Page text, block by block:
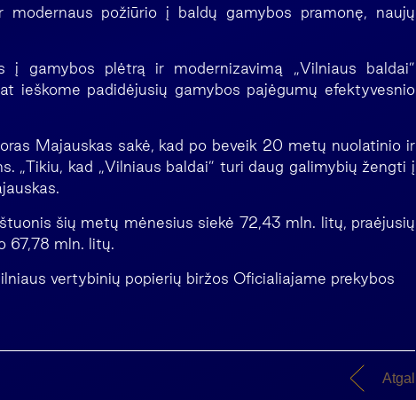
požiūrio į baldų gamybos pramonę, naujų
į gamybos plėtrą ir modernizavimą „Vilniaus baldai”
ieškome padidėjusių gamybos pajėgumų efektyvesnio
Majauskas sakė, kad po beveik 20 metų nuolatinio ir
„Tikiu, kad „Vilniaus baldai” turi daug galimybių žengti į
šių metų mėnesius siekė 72,43 mln. litų, praėjusių
67,78 mln. litų.
vertybinių popierių biržos Oficialiajame prekybos
Atgal